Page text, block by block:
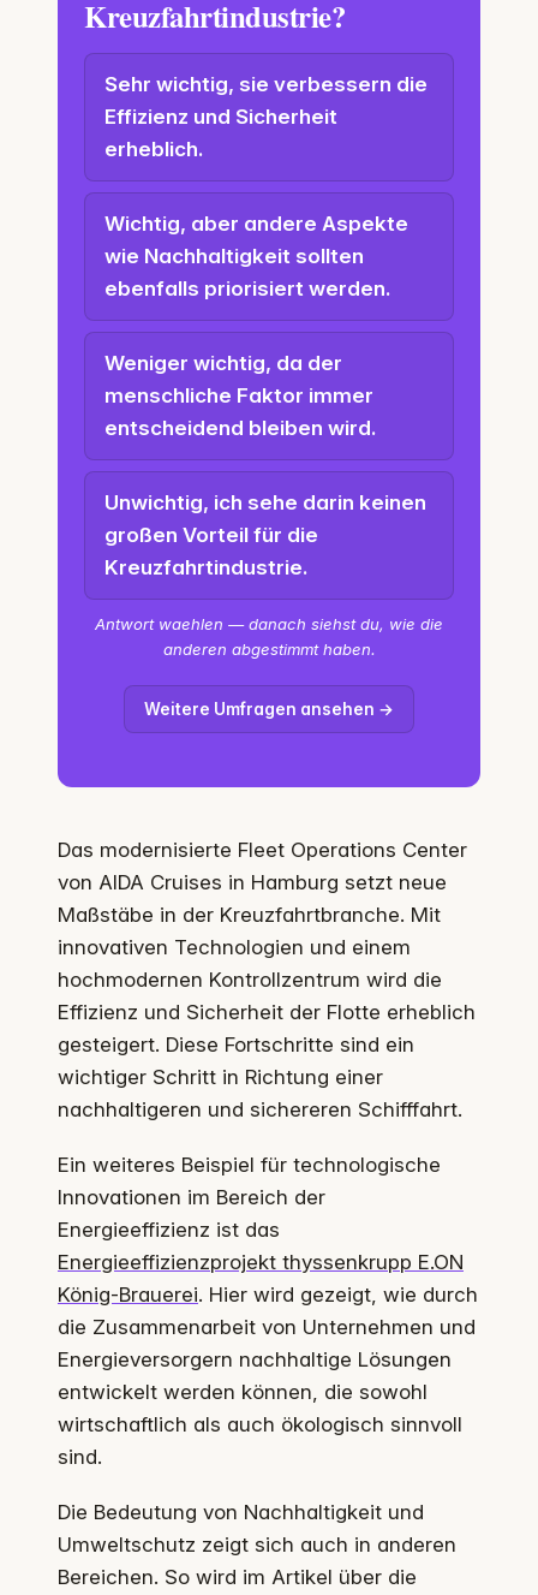
Kreuzfahrtindustrie?
Sehr wichtig, sie verbessern die
Effizienz und Sicherheit
erheblich.
Wichtig, aber andere Aspekte
wie Nachhaltigkeit sollten
ebenfalls priorisiert werden.
Weniger wichtig, da der
menschliche Faktor immer
entscheidend bleiben wird.
Unwichtig, ich sehe darin keinen
großen Vorteil für die
Kreuzfahrtindustrie.
Antwort waehlen — danach siehst du, wie die
anderen abgestimmt haben.
Weitere Umfragen ansehen →
Das modernisierte Fleet Operations Center
von AIDA Cruises in Hamburg setzt neue
Maßstäbe in der Kreuzfahrtbranche. Mit
innovativen Technologien und einem
hochmodernen Kontrollzentrum wird die
Effizienz und Sicherheit der Flotte erheblich
gesteigert. Diese Fortschritte sind ein
wichtiger Schritt in Richtung einer
nachhaltigeren und sichereren Schifffahrt.
Ein weiteres Beispiel für technologische
Innovationen im Bereich der
Energieeffizienz ist das
Energieeffizienzprojekt thyssenkrupp E.ON
König-Brauerei. Hier wird gezeigt, wie durch
die Zusammenarbeit von Unternehmen und
Energieversorgern nachhaltige Lösungen
entwickelt werden können, die sowohl
wirtschaftlich als auch ökologisch sinnvoll
sind.
Die Bedeutung von Nachhaltigkeit und
Umweltschutz zeigt sich auch in anderen
Bereichen. So wird im Artikel über die